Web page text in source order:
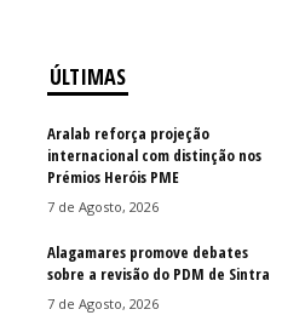
ÚLTIMAS
Aralab reforça projeção
internacional com distinção nos
Prémios Heróis PME
7 de Agosto, 2026
Alagamares promove debates
sobre a revisão do PDM de Sintra
7 de Agosto, 2026